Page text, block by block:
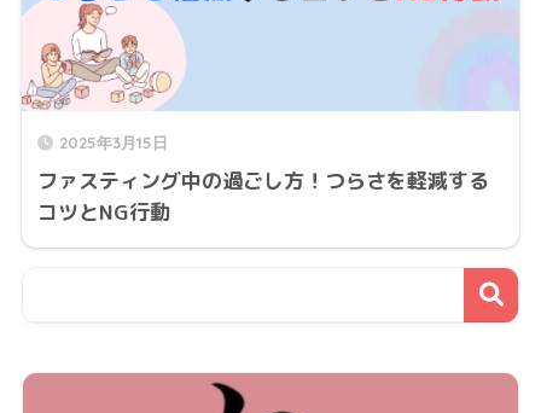
2025年3月15日
ファスティング中の過ごし方！つらさを軽減する
コツとNG行動